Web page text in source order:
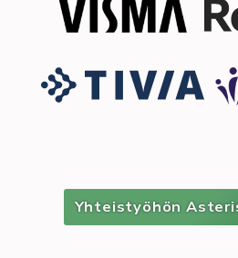
Yhteistyöhön